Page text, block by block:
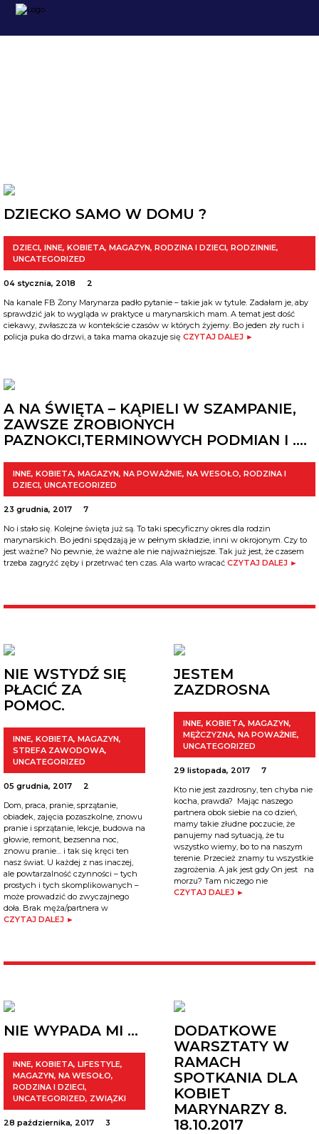
DZIECKO SAMO W DOMU ?
DZIECI, INNE, KOBIETA, MAGAZYN, RODZINA I DZIECI, RODZINNIE,
UNCATEGORIZED
04 stycznia, 2018
2
Na kanale FB Żony Marynarza padło pytanie – takie jak w tytule. Zadałam je, aby
sprawdzić jak to wygląda w praktyce u marynarskich mam. A temat jest dość
ciekawy, zwłaszcza w kontekście czasów w których żyjemy. Bo jeden zły ruch i
policja puka do drzwi, a taka mama okazuje się CZYTAJ DALEJ ►
A NA ŚWIĘTA – KĄPIELI W SZAMPANIE,
ZAWSZE ZROBIONYCH
PAZNOKCI,TERMINOWYCH PODMIAN I ….
INNE, KOBIETA, MAGAZYN, NA POWAŻNIE, NA WESOŁO, RODZINA I
DZIECI, UNCATEGORIZED
23 grudnia, 2017
7
No i stało się. Kolejne święta już są. To taki specyficzny okres dla rodzin
marynarskich. Bo jedni spędzają je w pełnym składzie, inni w okrojonym. Czy to
jest ważne? No pewnie, że ważne ale nie najważniejsze. Tak już jest, że czasem
trzeba zagryźć zęby i przetrwać ten czas. Ala warto wracać CZYTAJ DALEJ ►
NIE WSTYDŹ SIĘ
PŁACIĆ ZA
POMOC.
INNE, KOBIETA, MAGAZYN,
STREFA ZAWODOWA,
UNCATEGORIZED
05 grudnia, 2017
2
Dom, praca, pranie, sprzątanie,
obiadek, zajęcia pozaszkolne, znowu
pranie i sprzątanie, lekcje, budowa na
głowie, remont, bezsenna noc,
znowu pranie… i tak się kręci ten
nasz świat. U każdej z nas inaczej,
ale powtarzalność czynności – tych
prostych i tych skomplikowanych –
może prowadzić do zwyczajnego
doła. Brak męża/partnera w
CZYTAJ DALEJ ►
JESTEM
ZAZDROSNA
INNE, KOBIETA, MAGAZYN,
MĘŻCZYZNA, NA POWAŻNIE,
UNCATEGORIZED
29 listopada, 2017
7
Kto nie jest zazdrosny, ten chyba nie
kocha, prawda? Mając naszego
partnera obok siebie na co dzień,
mamy takie złudne poczucie, że
panujemy nad sytuacją, że tu
wszystko wiemy, bo to na naszym
terenie. Przecież znamy tu wszystkie
zagrożenia. A jak jest gdy On jest na
morzu? Tam niczego nie
CZYTAJ DALEJ ►
NIE WYPADA MI …
INNE, KOBIETA, LIFESTYLE,
MAGAZYN, NA WESOŁO,
RODZINA I DZIECI,
UNCATEGORIZED, ZWIĄZKI
28 października, 2017
3
DODATKOWE
WARSZTATY W
RAMACH
SPOTKANIA DLA
KOBIET
MARYNARZY 8.
18.10.2017